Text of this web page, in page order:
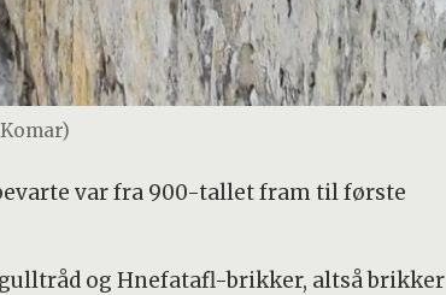
var fra 900-tallet fram til første
og Hnefatafl-brikker, altså brikker